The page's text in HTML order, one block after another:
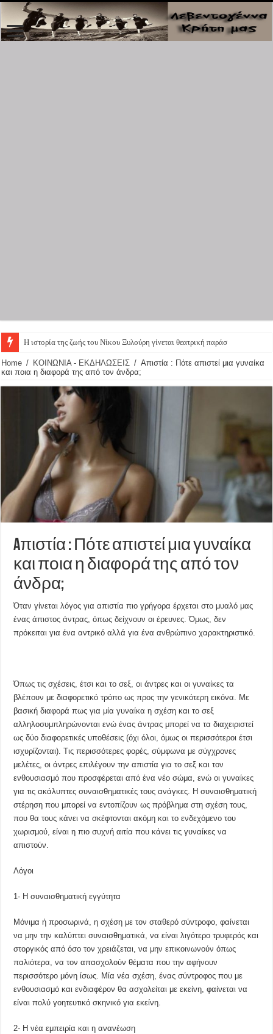
Η ιστορία της ζωής του Νίκου Ξυλούρη γίνεται θεατρική παράστασ
Home / ΚΟΙΝΩΝΙΑ - ΕΚΔΗΛΩΣΕΙΣ / Aπιστία : Πότε απιστεί μια γυναίκα
και ποια η διαφορά της από τον άνδρα;
Aπιστία : Πότε απιστεί μια γυναίκα
και ποια η διαφορά της από τον
άνδρα;
Όταν γίνεται λόγος για απιστία πιο γρήγορα έρχεται στο μυαλό μας
ένας άπιστος άντρας, όπως δείχνουν οι έρευνες. Όμως, δεν
πρόκειται για ένα αντρικό αλλά για ένα ανθρώπινο χαρακτηριστικό.
Όπως τις σχέσεις, έτσι και το σεξ, οι άντρες και οι γυναίκες τα
βλέπουν με διαφορετικό τρόπο ως προς την γενικότερη εικόνα. Με
βασική διαφορά πως για μία γυναίκα η σχέση και το σεξ
αλληλοσυμπληρώνονται ενώ ένας άντρας μπορεί να τα διαχειριστεί
ως δύο διαφορετικές υποθέσεις (όχι όλοι, όμως οι περισσότεροι έτσι
ισχυρίζονται). Τις περισσότερες φορές, σύμφωνα με σύγχρονες
μελέτες, οι άντρες επιλέγουν την απιστία για το σεξ και τον
ενθουσιασμό που προσφέρεται από ένα νέο σώμα, ενώ οι γυναίκες
για τις ακάλυπτες συναισθηματικές τους ανάγκες. Η συναισθηματική
στέρηση που μπορεί να εντοπίζουν ως πρόβλημα στη σχέση τους,
που θα τους κάνει να σκέφτονται ακόμη και το ενδεχόμενο του
χωρισμού, είναι η πιο συχνή αιτία που κάνει τις γυναίκες να
απιστούν.
Λόγοι
1- Η συναισθηματική εγγύτητα
Μόνιμα ή προσωρινά, η σχέση με τον σταθερό σύντροφο, φαίνεται
να μην την καλύπτει συναισθηματικά, να είναι λιγότερο τρυφερός και
στοργικός από όσο τον χρειάζεται, να μην επικοινωνούν όπως
παλιότερα, να τον απασχολούν θέματα που την αφήνουν
περισσότερο μόνη ίσως. Μία νέα σχέση, ένας σύντροφος που με
ενθουσιασμό και ενδιαφέρον θα ασχολείται με εκείνη, φαίνεται να
είναι πολύ γοητευτικό σκηνικό για εκείνη.
2- Η νέα εμπειρία και η ανανέωση